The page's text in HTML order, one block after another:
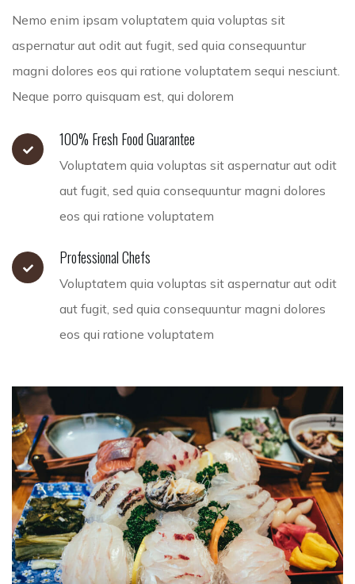
Nemo enim ipsam voluptatem quia voluptas sit
aspernatur aut odit aut fugit, sed quia consequuntur
magni dolores eos qui ratione voluptatem sequi nesciunt.
Neque porro quisquam est, qui dolorem
100% Fresh Food Guarantee
Voluptatem quia voluptas sit aspernatur aut odit
aut fugit, sed quia consequuntur magni dolores
eos qui ratione voluptatem
Professional Chefs
Voluptatem quia voluptas sit aspernatur aut odit
aut fugit, sed quia consequuntur magni dolores
eos qui ratione voluptatem